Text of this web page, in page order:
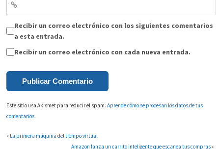
Recibir un correo electrónico con los siguientes comentarios
a esta entrada.
Recibir un correo electrónico con cada nueva entrada.
Este sitio usa Akismet para reducir el spam.Aprende cómo se procesan los datos de tus
comentarios.
« La primera máquina del tiempo virtual
Amazon lanza un carrito inteligente que escanea tus compras»